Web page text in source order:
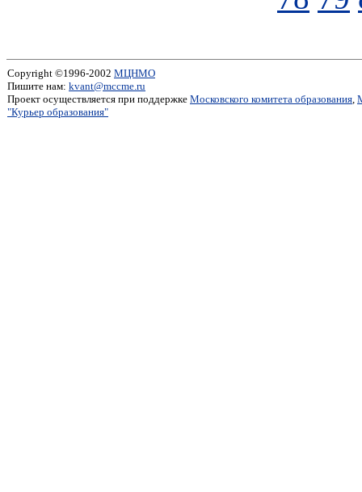
Copyright ©1996-2002 МЦНМО
Пишите нам: kvant@mccme.ru
Проект осуществляется при поддержке Московского комитета образования,
"Курьер образования"